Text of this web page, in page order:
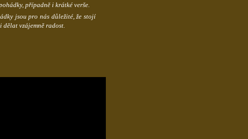
případně i krátké verše.
jsou pro nás důležité, že stojí
dělat vzájemně radost.